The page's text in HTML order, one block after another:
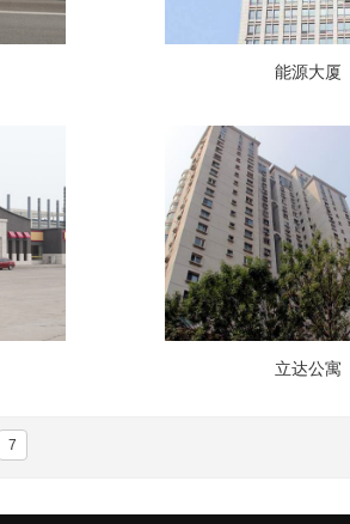
能源大厦
立达公寓
7